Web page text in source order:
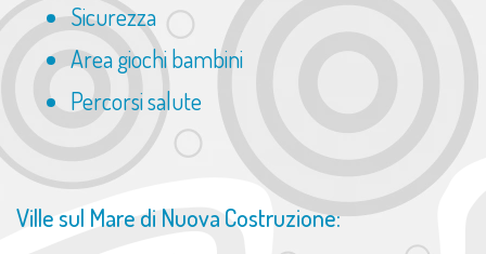
Sicurezza
Area giochi bambini
Percorsi salute
Ville sul Mare di Nuova Costruzione: